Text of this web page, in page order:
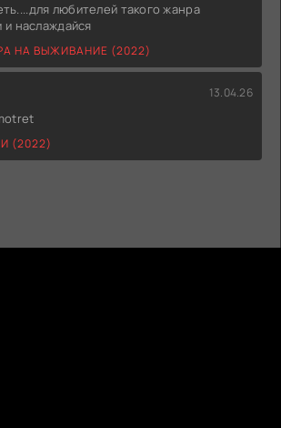
любителей такого жанра
и наслаждайся
НА ВЫЖИВАНИЕ (2022)
13.04.26
(2022)